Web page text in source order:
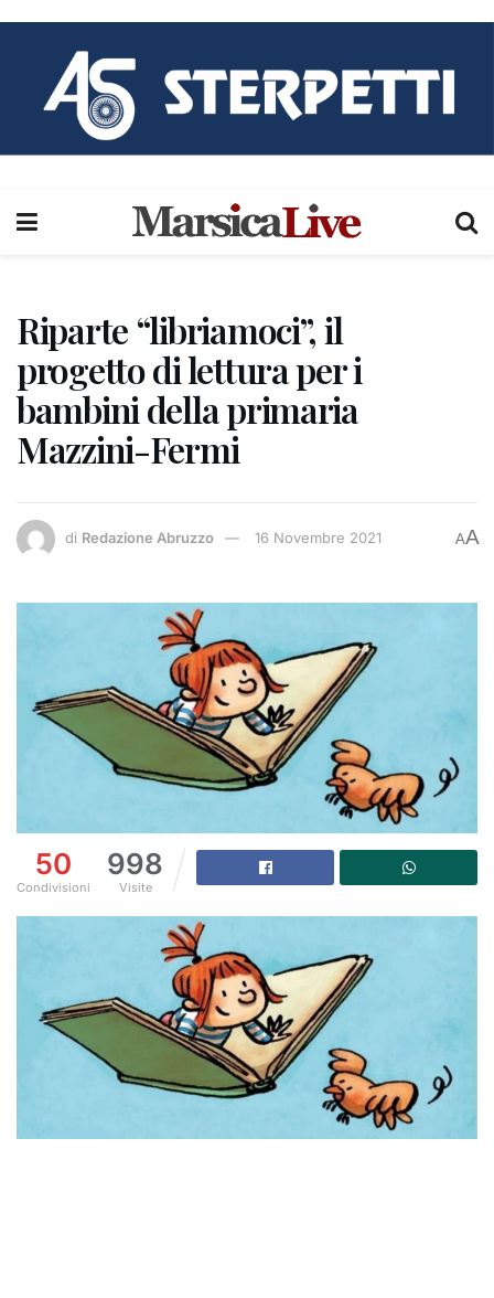
Riparte “libriamoci”, il
progetto di lettura per i
bambini della primaria
Mazzini-Fermi
di Redazione Abruzzo 16 Novembre 2021 AA
50
Condivisioni
998
Visite